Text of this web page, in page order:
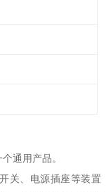
通用产品。
关、电源插座等装置